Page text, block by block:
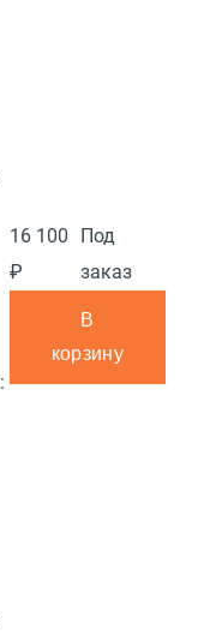
16 100
₽
Под
заказ
В
корзину